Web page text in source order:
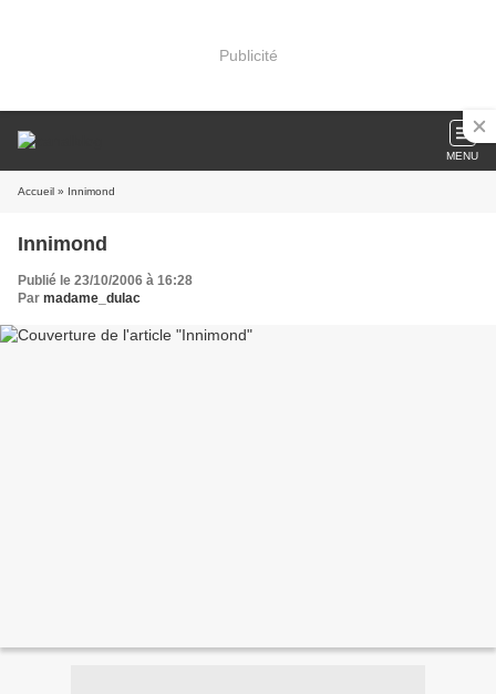
Publicité
MENU
Accueil » Innimond
Innimond
Publié le 23/10/2006 à 16:28
Par madame_dulac